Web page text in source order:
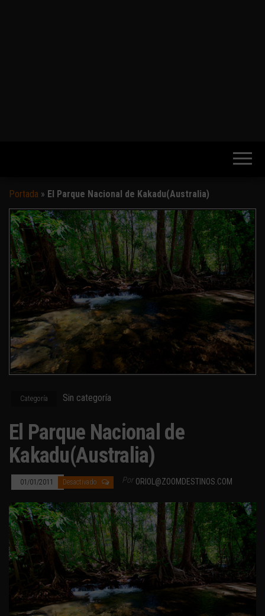
Portada » El Parque Nacional de Kakadu(Australia)
Categoría Sin categoría
El Parque Nacional de
Kakadu(Australia)
01/01/2011 Desactivado Por ORIOL@ZOOMDESTINOS.COM